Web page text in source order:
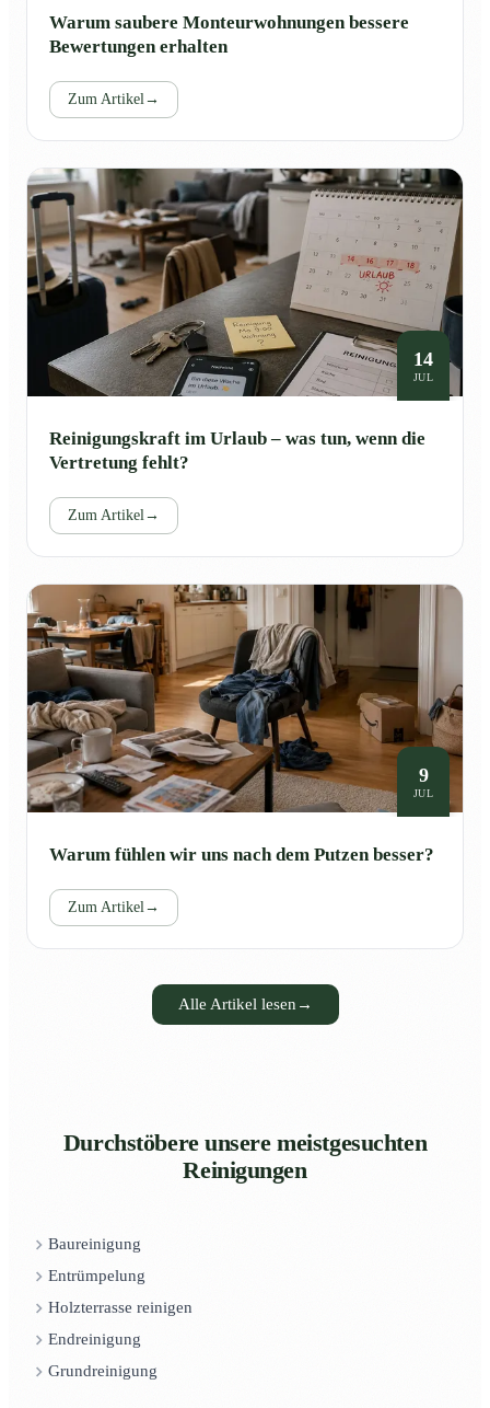
Warum saubere Monteurwohnungen bessere
Bewertungen erhalten
Zum Artikel→
14
JUL
Reinigungskraft im Urlaub – was tun, wenn die
Vertretung fehlt?
Zum Artikel→
9
JUL
Warum fühlen wir uns nach dem Putzen besser?
Zum Artikel→
Alle Artikel lesen →
Durchstöbere unsere meistgesuchten
Reinigungen
Baureinigung
Entrümpelung
Holzterrasse reinigen
Endreinigung
Grundreinigung